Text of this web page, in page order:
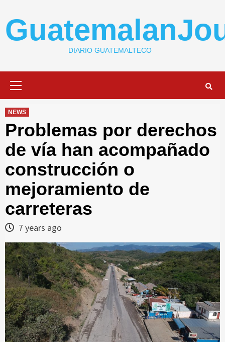
content
DIARIO GUATEMALTECO
NEWS
Problemas por derechos
de vía han acompañado
construcción o
mejoramiento de
carreteras
7 years ago